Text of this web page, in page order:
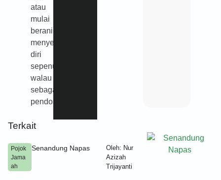
atau
mulai
berani
menyerahkan
diri
sepenuhnya
walau
sebagai
pendosa?
Terkait
Pojok
Jama
ah
Senandung Napas
Oleh: Nur
Azizah
Trijayanti